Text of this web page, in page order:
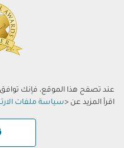
عند تصفح هذا الموقع، فإنك
اقرأ المزيد عن <سياسة ملفات